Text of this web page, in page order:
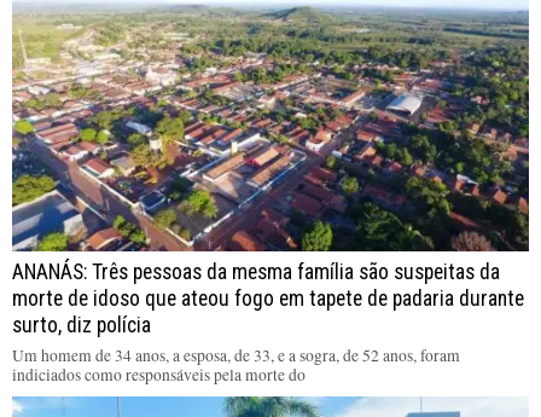
ANANÁS: Três pessoas da mesma família são suspeitas da
morte de idoso que ateou fogo em tapete de padaria durante
surto, diz polícia
Um homem de 34 anos, a esposa, de 33, e a sogra, de 52 anos, foram
indiciados como responsáveis pela morte do